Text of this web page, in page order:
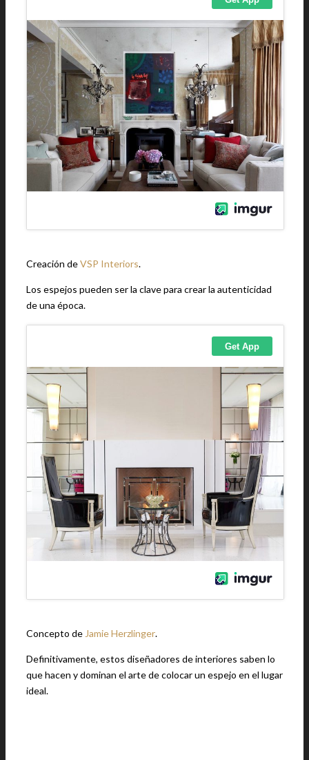
Creación deVSP Interiors.
Los espejos pueden ser la clave para crear la autenticidad
de una época.
Concepto de Jamie Herzlinger.
Definitivamente, estos diseñadores de interiores saben lo
que hacen y dominan el arte de colocar un espejo en el lugar
ideal.